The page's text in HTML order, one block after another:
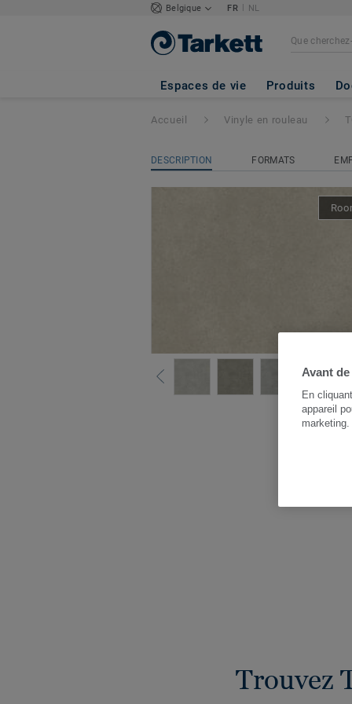
Belgique FR | NL
Espaces de vie Produits
TOPAZ 70 -
Accueil Vinyle en rouleau
DESCRIPTION FORMATS
Trouvez
Avant
En
appareil
marketing.